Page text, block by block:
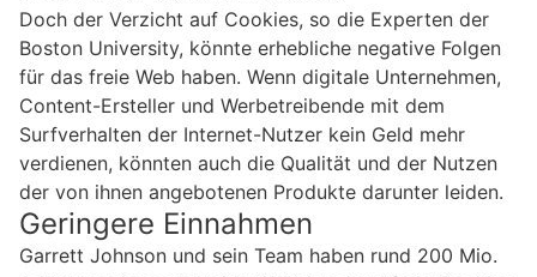
Doch der Verzicht auf Cookies, so die Experten der
Boston University, könnte erhebliche negative Folgen
für das freie Web haben. Wenn digitale Unternehmen,
Content-Ersteller und Werbetreibende mit dem
Surfverhalten der Internet-Nutzer kein Geld mehr
verdienen, könnten auch die Qualität und der Nutzen
der von ihnen angebotenen Produkte darunter leiden.
Geringere Einnahmen
Garrett Johnson und sein Team haben rund 200 Mio.